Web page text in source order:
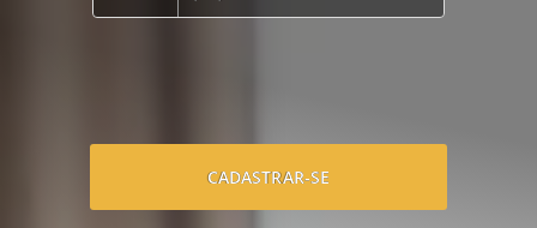
CADASTRAR-SE